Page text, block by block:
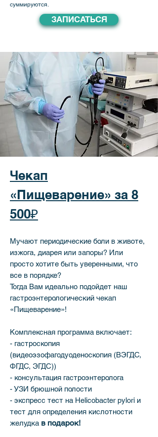
суммируются.
ЗАПИСАТЬСЯ
Чекап
«Пищеварение» за 8
500₽
Мучают периодические боли в животе,
изжога, диарея или запоры? Или
просто хотите быть уверенными, что
все в порядке?
Тогда Вам идеально подойдет наш
гастроэнтерологический чекап
«Пищеварение»!
Комплексная программа включает:
- гастроскопия
(видеоэзофагодуоденоскопия (ВЭГДС,
ФГДС, ЭГДС))
- консультация гастроэнтеролога
- УЗИ брюшной полости
- экспресс тест на Helicobacter pylori и
тест для определения кислотности
желудка в подарок!